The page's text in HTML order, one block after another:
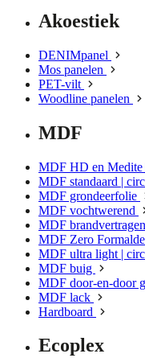
Akoestiek
DENIMpanel
Mos panelen
PET-vilt
Woodline panelen
MDF
MDF HD en Medite
MDF standaard |
MDF grondeerfolie
MDF vochtwerend
MDF
MDF Zero
MDF ultra light |
MDF buig
MDF door-en-door
MDF lack
Hardboard
Ecoplex